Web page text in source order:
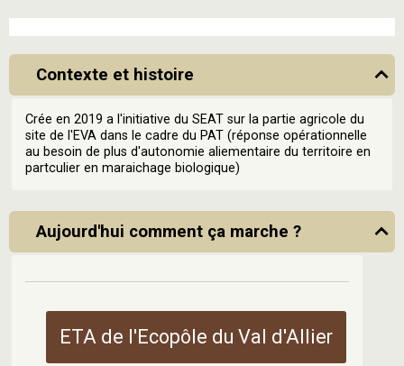
Contexte et histoire
Crée en 2019 a l'initiative du SEAT sur la partie agricole du
site de l'EVA dans le cadre du PAT (réponse opérationnelle
au besoin de plus d'autonomie aliementaire du territoire en
partculier en maraichage biologique)
Aujourd'hui comment ça marche ?
ETA de l'Ecopôle du Val d'Allier